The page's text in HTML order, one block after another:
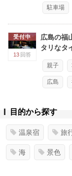
駐車場
受付中
13 回答
広島の福
タリなタ
親子
広島
目的から探す
温泉宿 旅
海 景色